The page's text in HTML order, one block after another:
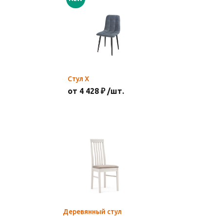
Стул Х
от 4 428 ₽ /шт.
Деревянный стул